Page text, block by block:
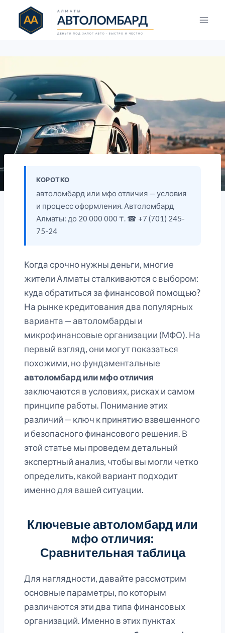
Перейти
содержимому
КОРОТКО
автоломбард или мфо отличия — условия
и процесс оформления. Автоломбард
Алматы: до 20 000 000 ₸. ☎ +7 (701) 245-
75-24
Когда срочно нужны деньги, многие
жители Алматы сталкиваются с выбором:
куда обратиться за финансовой помощью?
На рынке кредитования два популярных
варианта — автоломбарды и
микрофинансовые организации (МФО). На
первый взгляд, они могут показаться
похожими, но фундаментальные
автоломбард или мфо отличия
заключаются в условиях, рисках и самом
принципе работы. Понимание этих
различий — ключ к принятию взвешенного
и безопасного финансового решения. В
этой статье мы проведем детальный
экспертный анализ, чтобы вы могли четко
определить, какой вариант подходит
именно для вашей ситуации.
Ключевые автоломбард или
мфо отличия:
Сравнительная таблица
Для наглядности, давайте рассмотрим
основные параметры, по которым
различаются эти два типа финансовых
организаций. Именно в этих пунктах